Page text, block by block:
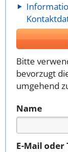
Bitte
bevorzugt
umgehend
Name
E-Mail oder